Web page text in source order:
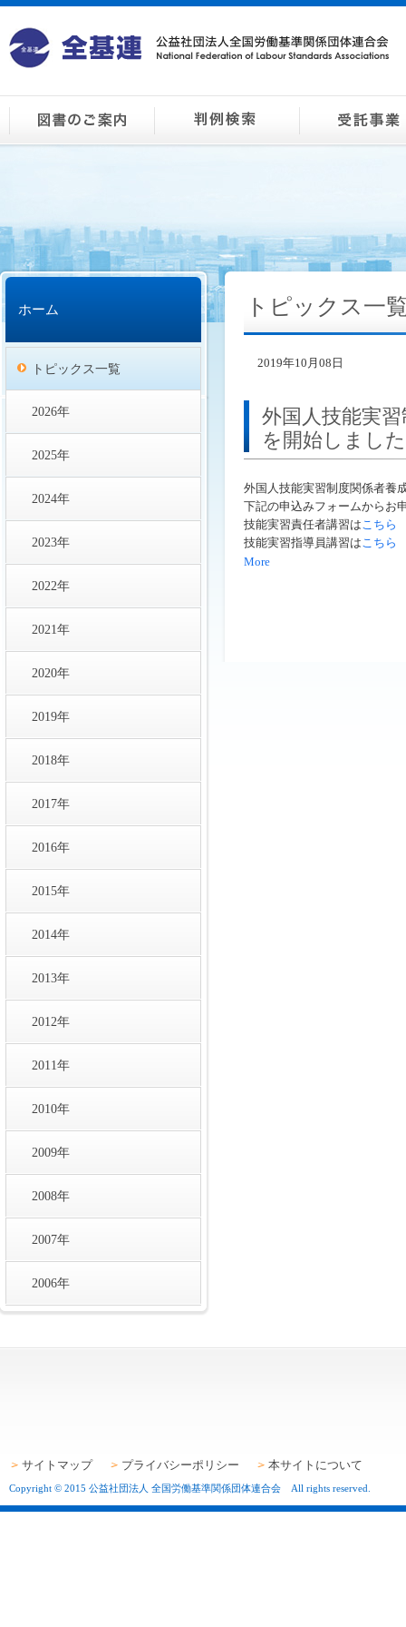
ホーム
トピックス一覧
2026年
2025年
2024年
2023年
2022年
2021年
2020年
2019年
2018年
2017年
2016年
2015年
2014年
2013年
2012年
2011年
2010年
2009年
2008年
2007年
2006年
トピックス一
2019年10月08日
外国人技能実
を開始しました
外国人技能実習制度関係者養
下記の申込みフォームからお
技能実習責任者講習は こちら
技能実習指導員講習は こちら
More
サイトマップ プライバシーポリシー 本サイトについて
Copyright © 2015 公益社団法人 全国労働基準関係団体連合会 All rights reserved.